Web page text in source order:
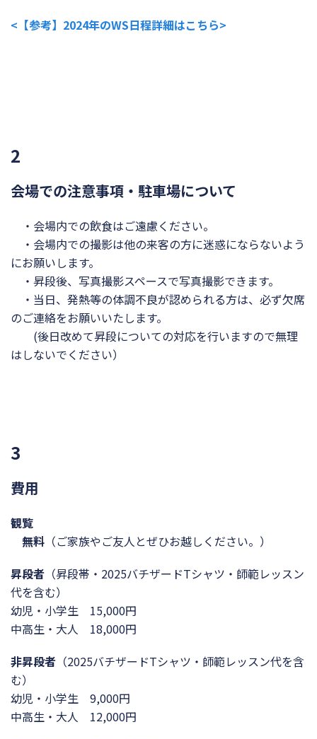
<【参考】2024年のWS日程詳細はこちら>
2
会場での注意事項・駐車場について
・会場内での飲食はご遠慮ください。
・会場内での撮影は他の来客の方に迷惑にならないよう
にお願いします。
・昇段後、写真撮影スペースで写真撮影できます。
・当日、発熱等の体調不良が認められる方は、必ず欠席
のご連絡をお願いいたします。
(後日改めて昇段についての対応を行いますので無理
はしないでください）
3
費用
観覧
無料 （ご家族やご友人とぜひお越しください。）
昇段者 （昇段帯・2025バチザードTシャツ・師範レッスン
代を含む）
幼児・小学生 15,000円
中高生・大人 18,000円
非昇段者 （2025バチザードTシャツ・師範レッスン代を含
む）
幼児・小学生 9,000円
中高生・大人 12,000円